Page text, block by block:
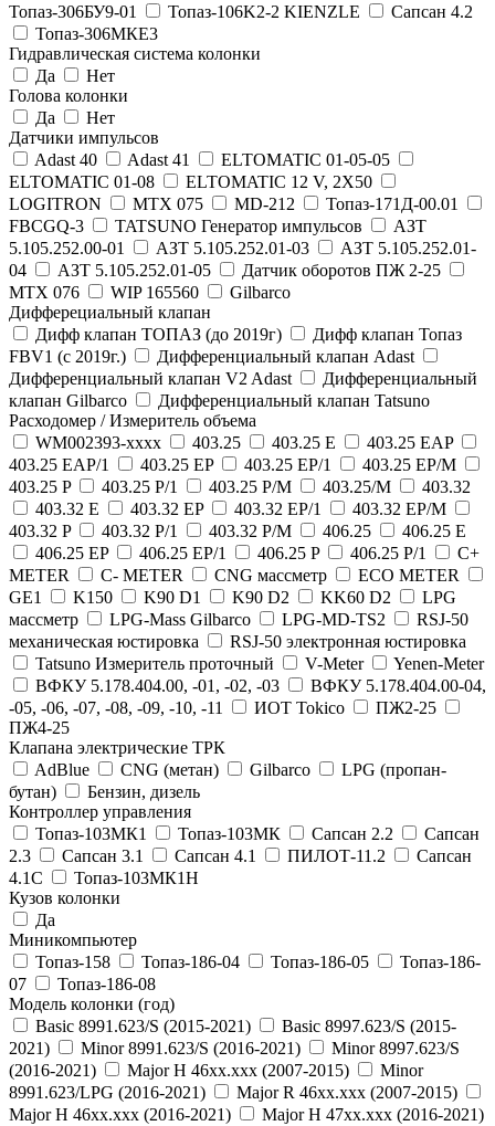
Топаз-306БУ9-01
Топаз-106K2-2 KIENZLE
Сапсан 4.2
Топаз-306МКЕ3
Гидравлическая система колонки
Да
Нет
Голова колонки
Да
Нет
Датчики импульсов
Adast 40
Adast 41
ELTOMATIC 01-05-05
ELTOMATIC 01-08
ELTOMATIC 12 V, 2X50
LOGITRON
MTX 075 MD-212
Топаз-171Д-00.01
FBCGQ-3
TATSUNO Генератор импульсов
АЗТ
5.105.252.00-01
АЗТ 5.105.252.01-03
АЗТ 5.105.252.01-
04
АЗТ 5.105.252.01-05
Датчик оборотов ПЖ 2-25
MTX 076
WIP 165560
Gilbarco
Дифферециальный клапан
Дифф клапан ТОПАЗ (до 2019г)
Дифф клапан Топаз
FBV1 (с 2019г.)
Дифференциальный клапан Adast
Дифференциальный клапан V2 Adast
Дифференциальный
клапан Gilbarco
Дифференциальный клапан Tatsuno
Расходомер / Измеритель объема
WM002393-хххх
403.25 403.25 E
403.25 EAP
403.25 EAP/1
403.25 EP 403.25 EP/1
403.25 EP/M
403.25 P
403.25 P/1 403.25 P/M 403.25/M
403.32
403.32 E
403.32 EP 403.32 EP/1
403.32 EP/M
403.32 P
403.32 P/1 403.32 P/M 406.25
406.25 E
406.25 EP
406.25 EP/1 406.25 P 406.25 P/1
C+
METER
C- METER CNG масcметр
ECO METER
GE1
K150 K90 D1 K90 D2 KK60 D2
LPG
масcметр
LPG-Mass Gilbarco LPG-MD-TS2
RSJ-50
механическая юстировка
RSJ-50 электронная юстировка
Tatsuno Измеритель проточный
V-Meter
Yenen-Meter
ВФКУ 5.178.404.00, -01, -02, -03
ВФКУ 5.178.404.00-04,
-05, -06, -07, -08, -09, -10, -11
ИОТ Tokico
ПЖ2-25
ПЖ4-25
Клапана электрические ТРК
AdBlue
CNG (метан) Gilbarco
LPG (пропан-
бутан)
Бензин, дизель
Контроллер управления
Топаз-103МК1
Топаз-103МК Сапсан 2.2
Сапсан
2.3
Сапсан 3.1 Сапсан 4.1 ПИЛОТ-11.2
Сапсан
4.1C
Топаз-103МК1Н
Кузов колонки
Да
Миникомпьютер
Топаз-158
Топаз-186-04 Топаз-186-05
Топаз-186-
07
Топаз-186-08
Модель колонки (год)
Basic 8991.623/S (2015-2021)
Basic 8997.623/S (2015-
2021)
Minor 8991.623/S (2016-2021)
Minor 8997.623/S
(2016-2021)
Major H 46xx.xxx (2007-2015)
Minor
8991.623/LPG (2016-2021)
Major R 46xx.xxx (2007-2015)
Major H 46xx.xxx (2016-2021)
Major H 47xx.xxx (2016-2021)